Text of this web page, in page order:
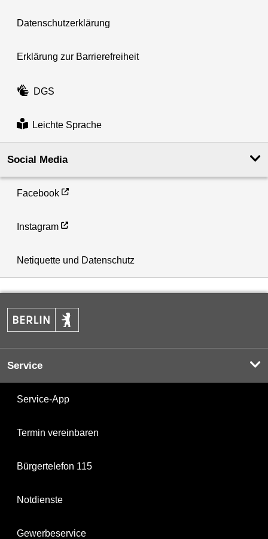
Datenschutzerklärung
Erklärung zur Barrierefreiheit
DGS
Leichte Sprache
Social Media
Facebook
Instagram
Netiquette und Datenschutz
Service
Service-App
Termin vereinbaren
Bürgertelefon 115
Notdienste
Gewerbeservice